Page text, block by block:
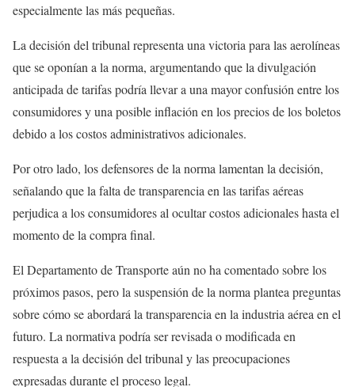
especialmente las más pequeñas.
La decisión del tribunal representa una victoria para las aerolíneas
que se oponían a la norma, argumentando que la divulgación
anticipada de tarifas podría llevar a una mayor confusión entre los
consumidores y una posible inflación en los precios de los boletos
debido a los costos administrativos adicionales.
Por otro lado, los defensores de la norma lamentan la decisión,
señalando que la falta de transparencia en las tarifas aéreas
perjudica a los consumidores al ocultar costos adicionales hasta el
momento de la compra final.
El Departamento de Transporte aún no ha comentado sobre los
próximos pasos, pero la suspensión de la norma plantea preguntas
sobre cómo se abordará la transparencia en la industria aérea en el
futuro. La normativa podría ser revisada o modificada en
respuesta a la decisión del tribunal y las preocupaciones
expresadas durante el proceso legal.